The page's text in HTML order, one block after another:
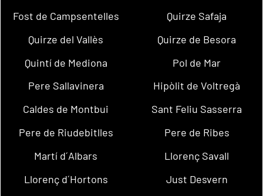
Fost de Campsentelles
Quirze Safaja
Quirze del Vallès
Quirze de Besora
Quintí de Mediona
Pol de Mar
Pere Sallavinera
Hipòlit de Voltregà
Caldes de Montbui
Sant Feliu Sasserra
Pere de Riudebitlles
Pere de Ribes
Martí d´Albars
Llorenç Savall
Llorenç d´Hortons
Just Desvern